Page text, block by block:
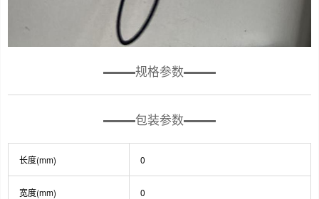
规格参数
包装参数
长度(mm) 0
宽度(mm) 0